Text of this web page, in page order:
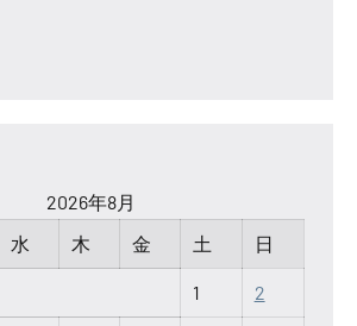
2026年8月
水 木 金 土 日
1 2